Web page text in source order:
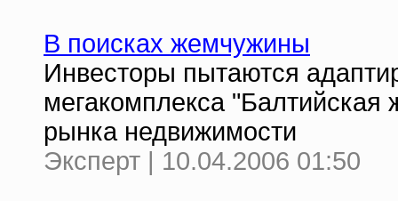
В поисках жемчужины
Инвесторы пытаются
мегакомплекса "Балтийская
рынка недвижимости
Эксперт | 10.04.2006 01:50